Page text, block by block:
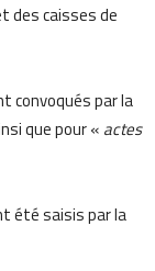
des caisses de
convoqués par la
que pour « actes
été saisis par la